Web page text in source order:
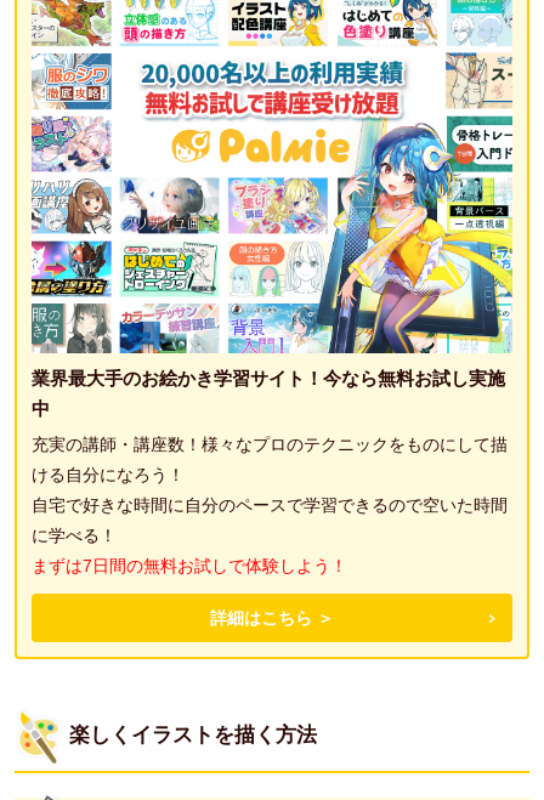
業界最大手のお絵かき学習サイト！今なら無料お試し実施
中
充実の講師・講座数！様々なプロのテクニックをものにして描
ける自分になろう！
自宅で好きな時間に自分のペースで学習できるので空いた時間
に学べる！
まずは7日間の無料お試しで体験しよう！
詳細はこちら ＞
楽しくイラストを描く方法